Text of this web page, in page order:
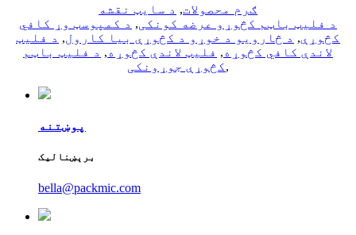
ګرم محصولات, د سایټ نقشه
د فلیټ باټم کڅوړو عرضه کونکی, د کمپوسټ وړ کافي
کڅوړې, د څارویو د خوړو د کڅوړې بیا کارول, د فلیټ
لاندې کافي کڅوړه , فلیټ لاندې کڅوړه , د فلیټ باټم
کڅوړې جوړونکی,
پوښتنه
برېښنالیک
bella@packmic.com